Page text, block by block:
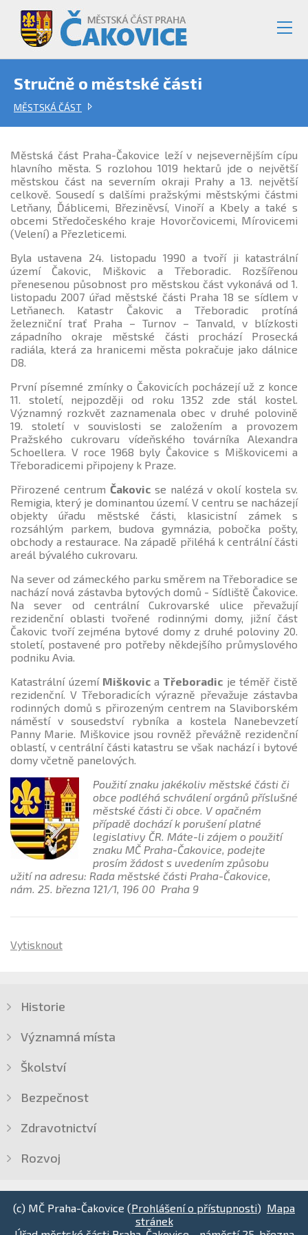
Stručně o městské části
MĚSTSKÁ ČÁST
Městská část Praha-Čakovice leží v nejsevernějším cípu
hlavního města. S rozlohou 1019 hektarů jde o největší
městskou část na severním okraji Prahy a 13. největší
celkově. Sousedí s dalšími pražskými městskými částmi
Letňany, Ďáblicemi, Březiněvsí, Vinoří a Kbely a také s
obcemi Středočeského kraje Hovorčovicemi, Mírovicemi
(Velení) a Přezleticemi.
Byla ustavena 24. listopadu 1990 a tvoří ji katastrální
území Čakovic, Miškovic a Třeboradic. Rozšířenou
přenesenou působnost pro městskou část vykonává od 1.
listopadu 2007 úřad městské části Praha 18 se sídlem v
Letňanech. Katastr Čakovic a Třeboradic protíná
železniční trať Praha – Turnov – Tanvald, v blízkosti
západního okraje městské části prochází Prosecká
radiála, která za hranicemi města pokračuje jako dálnice
D8.
První písemné zmínky o Čakovicích pocházejí už z konce
11. století, nejpozději od roku 1352 zde stál kostel.
Významný rozkvět zaznamenala obec v druhé polovině
19. století v souvislosti se založením a provozem
Pražského cukrovaru vídeňského továrníka Alexandra
Schoellera. V roce 1968 byly Čakovice s Miškovicemi a
Třeboradicemi připojeny k Praze.
Přirozené centrum Čakovicse nalézá v okolí kostela sv.
Remigia, který je dominantou území. V centru se nacházejí
objekty úřadu městské části, klasicistní zámek s
rozsáhlým parkem, budova gymnázia, pobočka pošty,
obchody a restaurace. Na západě přiléhá k centrální části
areál bývalého cukrovaru.
Na sever od zámeckého parku směrem na Třeboradice se
nachází nová zástavba bytových domů - Sídliště Čakovice.
Na sever od centrální Cukrovarské ulice převažují
rezidenční oblasti tvořené rodinnými domy, jižní část
Čakovic tvoří zejména bytové domy z druhé poloviny 20.
století, postavené pro potřeby někdejšího průmyslového
podniku Avia.
Katastrální území Miškovica Třeboradicje téměř čistě
rezidenční. V Třeboradicích výrazně převažuje zástavba
rodinných domů s přirozeným centrem na Slaviborském
náměstí v sousedství rybníka a kostela Nanebevzetí
Panny Marie. Miškovice jsou rovněž převážně rezidenční
oblastí, v centrální části katastru se však nachází i bytové
domy včetně panelových.
Použití znaku jakékoliv městské části či
obce podléhá schválení orgánů příslušné
městské části či obce. V opačném
případě dochází k porušení platné
legislativy ČR. Máte-li zájem o použití
znaku MČ Praha-Čakovice, podejte
prosím žádost s uvedením způsobu
užití na adresu: Rada městské části Praha-Čakovice,
nám. 25. března 121/1, 196 00 Praha 9
Vytisknout
Historie
Významná místa
Školství
Bezpečnost
Zdravotnictví
Rozvoj
(c) MČ Praha-Čakovice (Prohlášení o přístupnosti) Mapa
stránek